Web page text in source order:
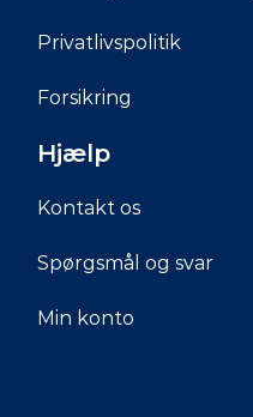
Privatlivspolitik
Forsikring
Hjælp
Kontakt os
Spørgsmål og svar
Min konto